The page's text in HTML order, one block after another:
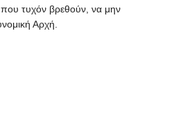
τυχόν βρεθούν, να μην
Αρχή.